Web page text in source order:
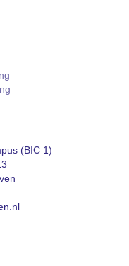
(BIC 1)